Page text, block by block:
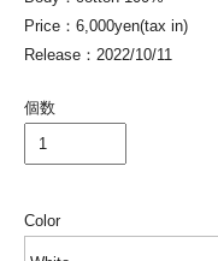
Price：6,000yen(tax in)
Release：2022/10/11
個数
Color